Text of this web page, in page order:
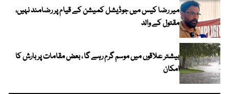
میر رضا کیس میں جوڈیشل کمیشن کے قیام پر رضامند نہیں،
مقتول کے والد
بیشتر علاقوں میں موسم گرم رہے گا ، بعض مقامات پر بارش کا
امکان